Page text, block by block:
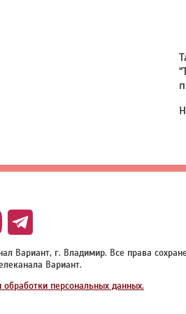
Вариант, г. Владимир. Все права
Вариант.
персональных данных.